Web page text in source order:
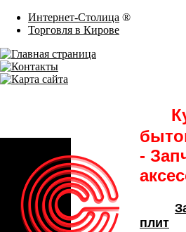
Интернет-Столица ®
Торговля в Кирове
-
плит